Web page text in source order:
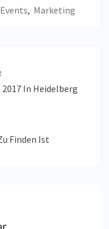
Events, Marketing
In Heidelberg
Finden Ist